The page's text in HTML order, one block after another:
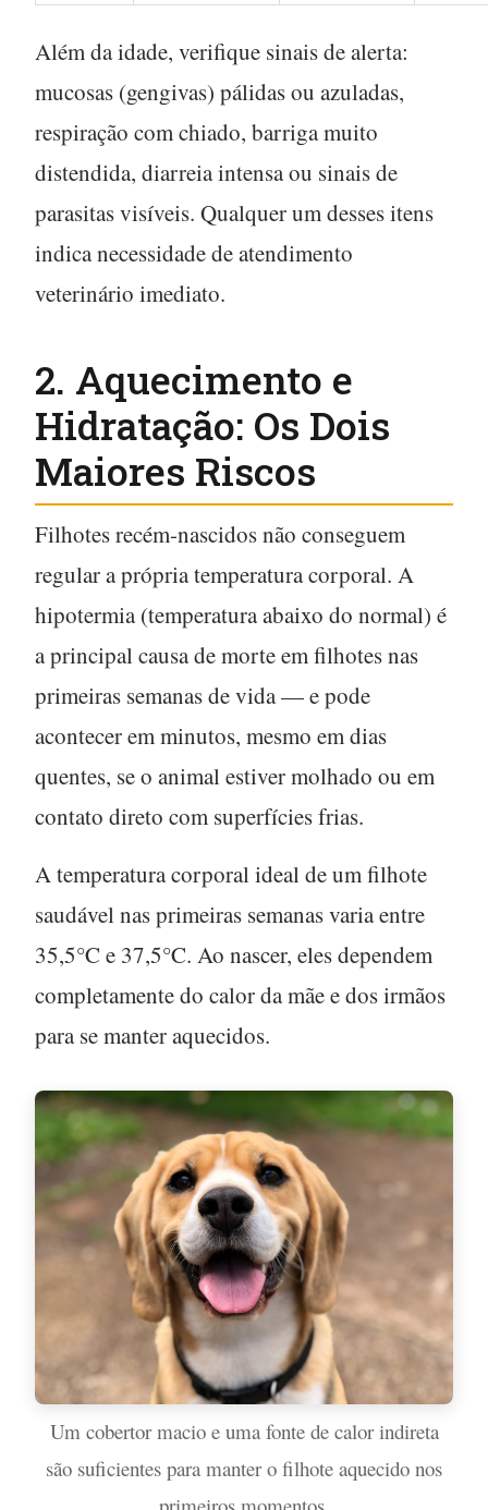
Além da idade, verifique sinais de alerta:
mucosas (gengivas) pálidas ou azuladas,
respiração com chiado, barriga muito
distendida, diarreia intensa ou sinais de
parasitas visíveis. Qualquer um desses itens
indica necessidade de atendimento
veterinário imediato.
2. Aquecimento e
Hidratação: Os Dois
Maiores Riscos
Filhotes recém-nascidos não conseguem
regular a própria temperatura corporal. A
hipotermia(temperatura abaixo do normal) é
a principal causa de morte em filhotes nas
primeiras semanas de vida — e pode
acontecer em minutos, mesmo em dias
quentes, se o animal estiver molhado ou em
contato direto com superfícies frias.
A temperatura corporal ideal de um filhote
saudável nas primeiras semanas varia entre
35,5°C e 37,5°C. Ao nascer, eles dependem
completamente do calor da mãe e dos irmãos
para se manter aquecidos.
Um cobertor macio e uma fonte de calor indireta
são suficientes para manter o filhote aquecido nos